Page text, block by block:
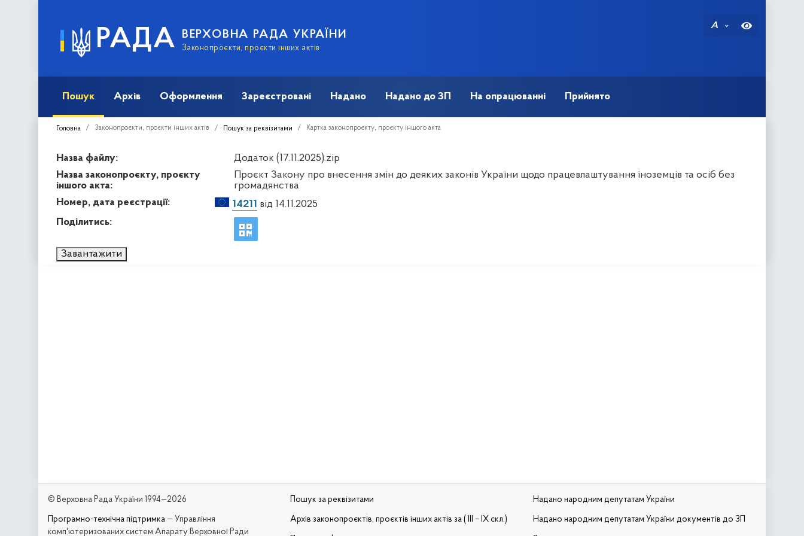
РАДА ВЕРХОВНА РАДА УКРАЇНИ
Законопроєкти, проєкти інших актів
A
Пошук Архів Оформлення Зареєстровані Надано Надано до ЗП На опрацюванні Прийнято
Головна Законопроєкти, проєкти інших актів Пошук за реквізитами Картка законопроєкту, проєкту іншого акта
Назва файлу:
Додаток (17.11.2025).zip
Назва законопроєкту, проєкту
іншого акта:
Проєкт Закону про внесення змін до деяких законів України щодо працевлаштування іноземців та осіб без
громадянства
Номер, дата реєстрації:
14211 від 14.11.2025
Поділитись:
Завантажити
© Верховна Рада України 1994—2026
Програмно-технічна підтримка — Управління
комп'ютеризованих систем Апарату Верховної Ради
Пошук за реквізитами
Архів законопроєктів, проєктів інших актів за ( III – IX скл.)
Надано народним депутатам України
Надано народним депутатам України документів до ЗП